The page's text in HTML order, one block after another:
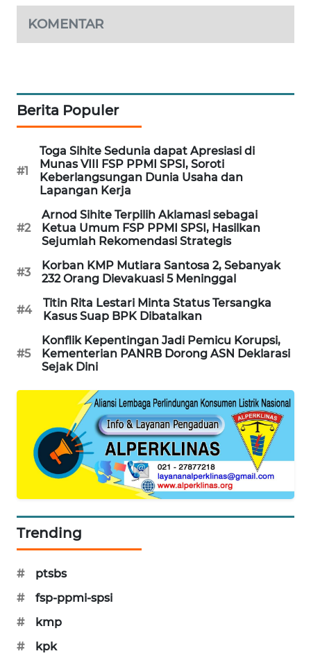
KOMENTAR
Berita Populer
#1
Toga Sihite Sedunia dapat Apresiasi di
Munas VIII FSP PPMI SPSI, Soroti
Keberlangsungan Dunia Usaha dan
Lapangan Kerja
#2
Arnod Sihite Terpilih Aklamasi sebagai
Ketua Umum FSP PPMI SPSI, Hasilkan
Sejumlah Rekomendasi Strategis
#3
Korban KMP Mutiara Santosa 2, Sebanyak
232 Orang Dievakuasi 5 Meninggal
#4
Titin Rita Lestari Minta Status Tersangka
Kasus Suap BPK Dibatalkan
#5
Konflik Kepentingan Jadi Pemicu Korupsi,
Kementerian PANRB Dorong ASN Deklarasi
Sejak Dini
Trending
#
ptsbs
#
fsp-ppmi-spsi
#
kmp
#
kpk
LAPAK
WAHANA
Wahana
KONSUMEN
LISTRIK
MASYARAKAT
KELISTRIKAN
WALINKI
ID
MAWAKA
MARTABAT
NET
PLN
LKKI